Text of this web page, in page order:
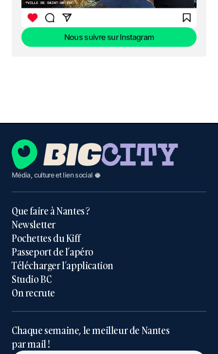
Nous suivre sur Instagram
Média, culture et lien social 🥥
Que faire à Nantes ?
Newsletter
Pochettes du Kiff
Passeport de l’apéro
Télécharger l’application
Studio BC
On recrute
Chaque semaine, le meilleur de Nantes
par mail !